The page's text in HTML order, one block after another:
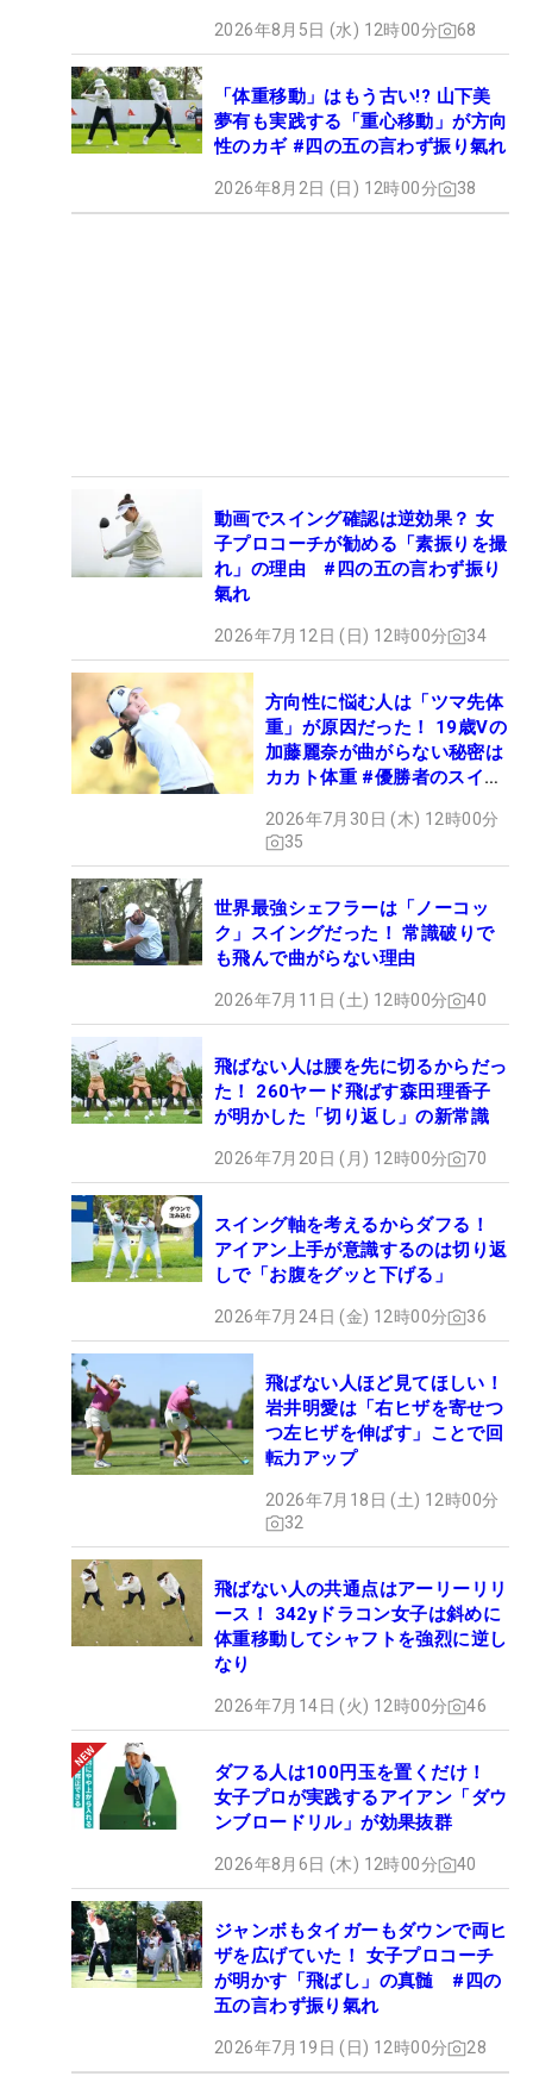
2026年8月5日 (水) 12時00分 68
「体重移動」はもう古い!? 山下美
夢有も実践する「重心移動」が方向
性のカギ #四の五の言わず振り氣れ
2026年8月2日 (日) 12時00分 38
動画でスイング確認は逆効果？ 女
子プロコーチが勧める「素振りを撮
れ」の理由 #四の五の言わず振り
氣れ
2026年7月12日 (日) 12時00分 34
方向性に悩む人は「ツマ先体
重」が原因だった！ 19歳Vの
加藤麗奈が曲がらない秘密は
カカト体重 #優勝者のスイン
2026年7月30日 (木) 12時00分
35
世界最強シェフラーは「ノーコッ
ク」スイングだった！ 常識破りで
も飛んで曲がらない理由
2026年7月11日 (土) 12時00分 40
飛ばない人は腰を先に切るからだっ
た！ 260ヤード飛ばす森田理香子
が明かした「切り返し」の新常識
2026年7月20日 (月) 12時00分 70
スイング軸を考えるからダフる！
アイアン上手が意識するのは切り返
しで「お腹をグッと下げる」
2026年7月24日 (金) 12時00分 36
飛ばない人ほど見てほしい！
岩井明愛は「右ヒザを寄せつ
つ左ヒザを伸ばす」ことで回
転力アップ
2026年7月18日 (土) 12時00分
32
飛ばない人の共通点はアーリーリリ
ース！ 342yドラコン女子は斜めに
体重移動してシャフトを強烈に逆し
なり
2026年7月14日 (火) 12時00分 46
ダフる人は100円玉を置くだけ！
女子プロが実践するアイアン「ダウ
ンブロードリル」が効果抜群
2026年8月6日 (木) 12時00分 40
ジャンボもタイガーもダウンで両ヒ
ザを広げていた！ 女子プロコーチ
が明かす「飛ばし」の真髄 #四の
五の言わず振り氣れ
2026年7月19日 (日) 12時00分 28